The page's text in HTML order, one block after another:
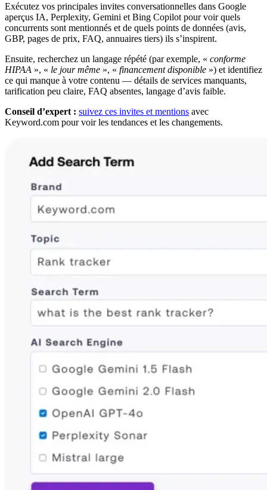
Exécutez vos principales invites conversationnelles dans Google
aperçus IA, Perplexity, Gemini et Bing Copilot pour voir quels
concurrents sont mentionnés et de quels points de données (avis,
GBP, pages de prix, FAQ, annuaires tiers) ils s’inspirent.
Ensuite, recherchez un langage répété (par exemple, « conforme
HIPAA », « le jour même », « financement disponible ») et identifiez
ce qui manque à votre contenu — détails de services manquants,
tarification peu claire, FAQ absentes, langage d’avis faible.
Conseil d’expert : suivez ces invites et mentions avec
Keyword.com pour voir les tendances et les changements.